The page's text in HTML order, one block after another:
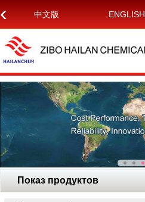
中文版 ENGLISH
‹
Показ продуктов